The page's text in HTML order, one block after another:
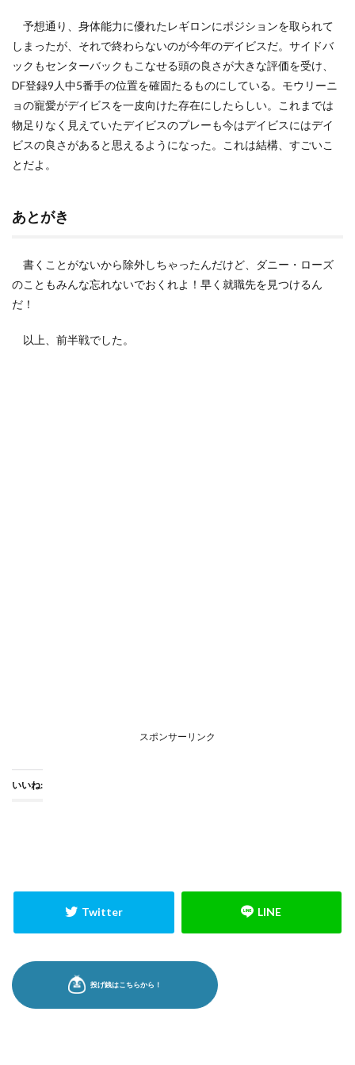
予想通り、身体能力に優れたレギロンにポジションを取られて
しまったが、それで終わらないのが今年のデイビスだ。サイドバ
ックもセンターバックもこなせる頭の良さが大きな評価を受け、
DF登録9人中5番手の位置を確固たるものにしている。モウリーニ
ョの寵愛がデイビスを一皮向けた存在にしたらしい。これまでは
物足りなく見えていたデイビスのプレーも今はデイビスにはデイ
ビスの良さがあると思えるようになった。これは結構、すごいこ
とだよ。
あとがき
書くことがないから除外しちゃったんだけど、ダニー・ローズ
のこともみんな忘れないでおくれよ！早く就職先を見つけるん
だ！
以上、前半戦でした。
スポンサーリンク
いいね: